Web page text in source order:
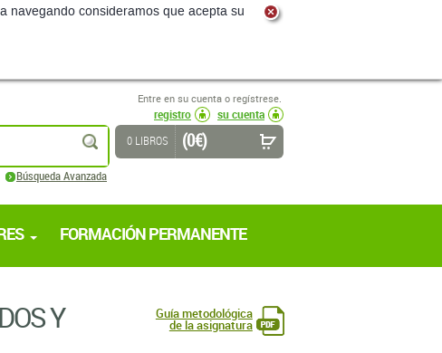
navegando consideramos que acepta su
Entre en su cuenta o regístrese.
registro
su cuenta
buscar
Búsqueda Avanzada
0 LIBROS (0 €)
FORMACIÓN PERMANENTE
Y Guía metodológica
de la asignatura